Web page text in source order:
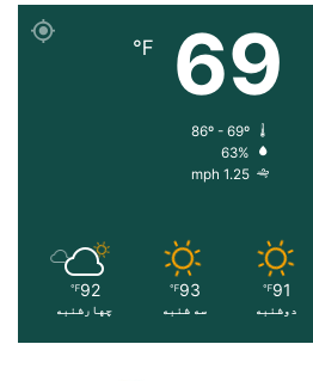
69
℉
63%
1.25 mph
91
℉
دوشنبه
93
℉
سه شنبه
92
℉
چهارشنبه